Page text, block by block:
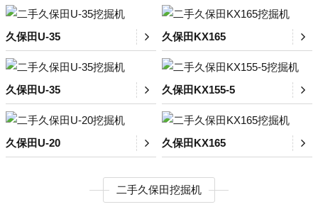
久保田U-35 久保田KX165
久保田U-35 久保田KX155-5
久保田U-20 久保田KX165
二手久保田挖掘机